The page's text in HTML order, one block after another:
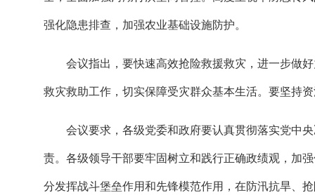
强化隐患排查，加强农业基础设施防护。
会议指出，要快速高效抢险救援救灾，进一步做
救灾救助工作，切实保障受灾群众基本生活。要坚持
会议要求，各级党委和政府要认真贯彻落实党中
责。各级领导干部要牢固树立和践行正确政绩观，加
分发挥战斗堡垒作用和先锋模范作用，在防汛抗旱、